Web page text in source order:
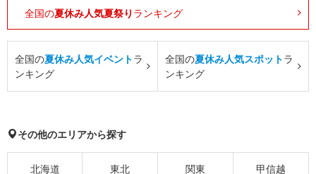
全国の夏休み人気夏祭り ランキング
全国の夏休み人気イベントラ
ンキング
全国の夏休み人気スポットラ
ンキング
その他のエリアから探す
北海道 東北 関東 甲信越